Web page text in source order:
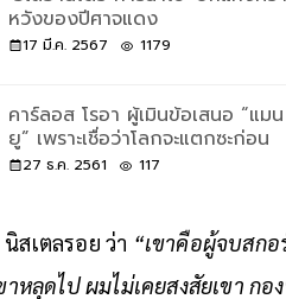
‘อเลฮานโดร การ์นาโช่’ ปีกแห่งความ
หวังของปีศาจแดง
คาร์ลอส โรอา ผู้เมินข้อเสนอ “แมน
ยู” เพราะเชื่อว่าโลกจะแตกซะก่อน
สเตลรอย ว่า“เขาคือผู้จบสกอ